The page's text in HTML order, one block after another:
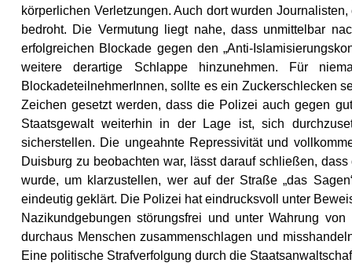
körperlichen Verletzungen. Auch dort wurden
bedroht. Die Vermutung liegt nahe, dass unmittelbar
erfolgreichen Blockade gegen den „Anti-
weitere derartige Schlappe hinzunehmen. Für
BlockadeteilnehmerInnen, sollte es ein Zuckerschlecken
Zeichen gesetzt werden, dass die Polizei auch gegen
Staatsgewalt weiterhin in der Lage ist, sich
sicherstellen. Die ungeahnte Repressivitätund
Duisburg zu beobachten war, lässt darauf schließen,
wurde, um klarzustellen, wer auf der Straße „das
eindeutig geklärt. Die Polizei hat eindrucksvoll unter
Nazikundgebungen störungsfrei und unter Wahrung
durchaus Menschen zusammenschlagen und
Eine politische Strafverfolgung durch die